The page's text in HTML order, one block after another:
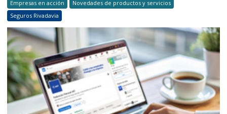
Empresas en acción
Novedades de productos y servicios
Seguros Rivadavia